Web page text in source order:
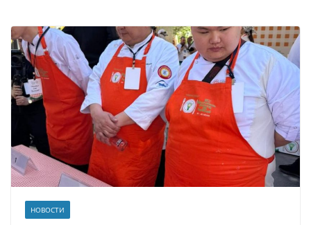
НОВОСТИ